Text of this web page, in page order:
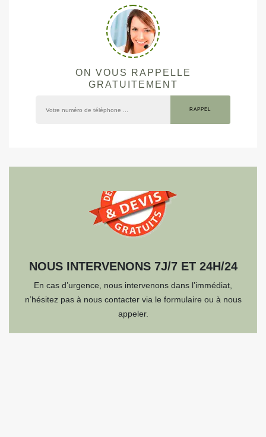
ON VOUS RAPPELLE
GRATUITEMENT
NOUS INTERVENONS 7J/7 ET 24H/24
En cas d’urgence, nous intervenons dans l’immédiat,
n’hésitez pas à nous contacter via le formulaire ou à nous
appeler.